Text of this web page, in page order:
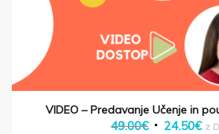
VIDEO – Predavanje Učenje in
49.00€ Izvirna
24.50€ z